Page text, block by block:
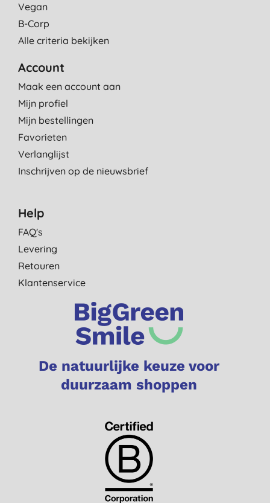
Vegan
B-Corp
Alle criteria bekijken
Account
Maak een account aan
Mijn profiel
Mijn bestellingen
Favorieten
Verlanglijst
Inschrijven op de nieuwsbrief
Help
FAQ's
Levering
Retouren
Klantenservice
De natuurlijke keuze voor
duurzaam shoppen